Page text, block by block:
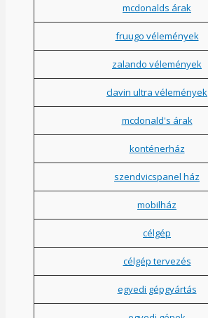
mcdonalds árak
fruugo vélemények
zalando vélemények
clavin ultra vélemények
mcdonald's árak
konténerház
szendvicspanel ház
mobilház
célgép
célgép tervezés
egyedi gépgyártás